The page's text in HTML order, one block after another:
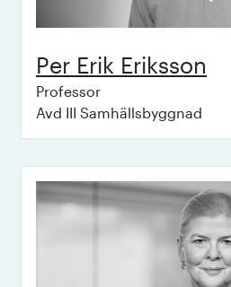
Per Erik Eriksson
Professor
Avd III Samhällsbyggnad